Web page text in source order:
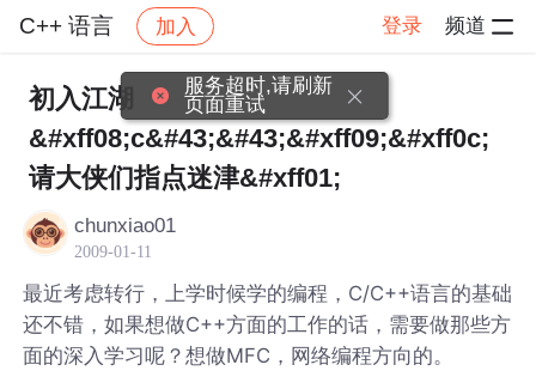
C++ 语言 加入 登录 频道
社区 C++ 语言 帖子详情
初入江湖
&#xff08;c&#43;&#43;&#xff09;&#xff0c;
请大侠们指点迷津&#xff01;
chunxiao01
2009-01-11
最近考虑转行，上学时候学的编程，C/C++语言的基础
还不错，如果想做C++方面的工作的话，需要做那些方
面的深入学习呢？想做MFC，网络编程方向的。
服务超时,请刷新
页面重试